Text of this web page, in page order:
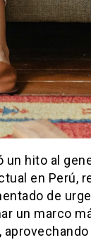
un hito al
en Perú,
de
un marco